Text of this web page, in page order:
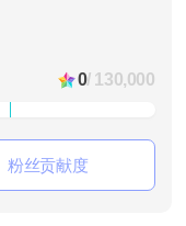
0/ 130,000
粉丝贡献度